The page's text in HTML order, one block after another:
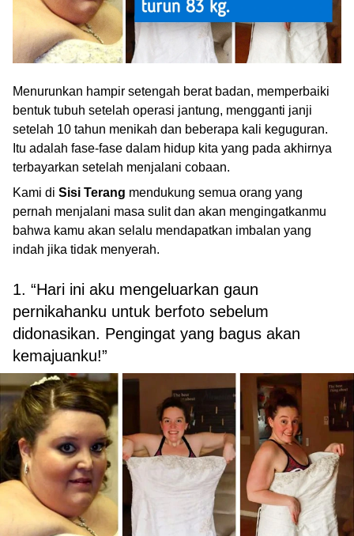
Menurunkan hampir setengah berat badan, memperbaiki
bentuk tubuh setelah operasi jantung, mengganti janji
setelah 10 tahun menikah dan beberapa kali keguguran.
Itu adalah fase-fase dalam hidup kita yang pada akhirnya
terbayarkan setelah menjalani cobaan.
Kami di Sisi Terang mendukung semua orang yang
pernah menjalani masa sulit dan akan mengingatkanmu
bahwa kamu akan selalu mendapatkan imbalan yang
indah jika tidak menyerah.
1. “Hari ini aku mengeluarkan gaun
pernikahanku untuk berfoto sebelum
didonasikan. Pengingat yang bagus akan
kemajuanku!”